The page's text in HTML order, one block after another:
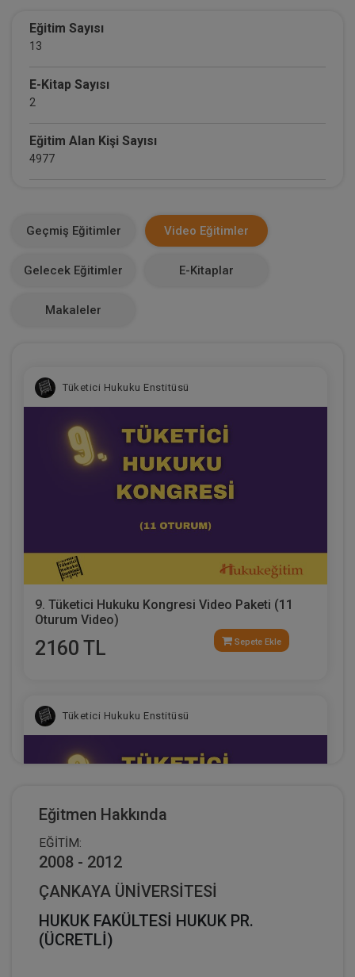
Eğitim Sayısı
13
E-Kitap Sayısı
2
Eğitim Alan Kişi Sayısı
4977
0
Geçmiş Eğitimler Video Eğitimler
Gelecek Eğitimler E-Kitaplar
Makaleler
Tüketici Hukuku Enstitüsü
9. Tüketici Hukuku Kongresi Video Paketi (11
Oturum Video)
2160 TL Sepete Ekle
Tüketici Hukuku Enstitüsü
9. Tüketici Hukuku Kongresi - X. Oturum: İNŞAAT
SEKTÖRÜNDE TÜKETİCİ HUKUKU VE
Eğitmen Hakkında
EĞİTİM:
2008 - 2012
ÇANKAYA ÜNİVERSİTESİ
HUKUK FAKÜLTESİ HUKUK PR.
(ÜCRETLİ)